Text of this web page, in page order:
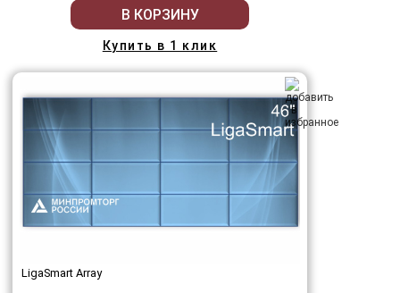
В КОРЗИНУ
Купить в 1 клик
LigaSmart Array